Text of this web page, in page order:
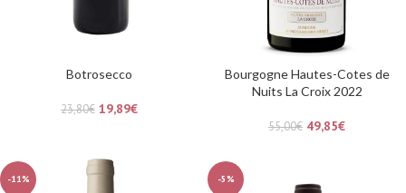
Botrosecco
23,80€ 19,89€
Bourgogne Hautes-Cotes de
Nuits La Croix 2022
55,00€ 49,85€
-11% -5%